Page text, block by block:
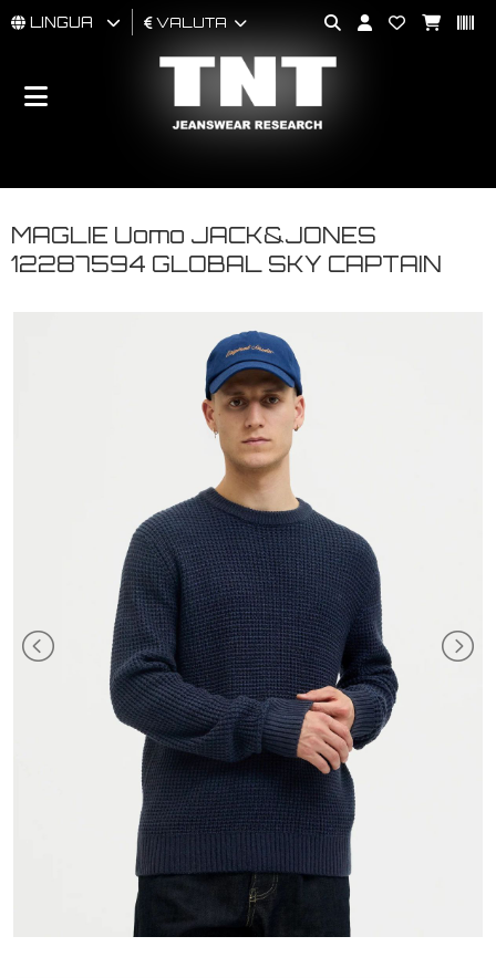
UOMO
BRAND
LINGUA VALUTA
MAGLIE Uomo JACK&JONES
12287594 GLOBAL SKY CAPTAIN